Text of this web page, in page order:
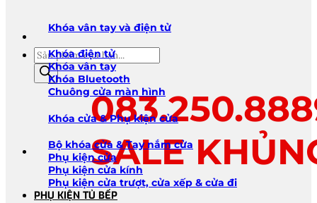
Tìm
kiếm
sản
phẩm
SALE
Khóa vân tay và điện tử
Khóa điện tử
Khóa vân tay
Khóa Bluetooth
Chuông cửa màn hình
Khóa cửa & Phụ kiện cửa
Bộ khóa cửa & Tay nắm cửa
Phụ kiện cửa
Phụ kiện cửa kính
Phụ kiện cửa trượt, cửa xếp & cửa đi
PHỤ KIỆN TỦ BẾP